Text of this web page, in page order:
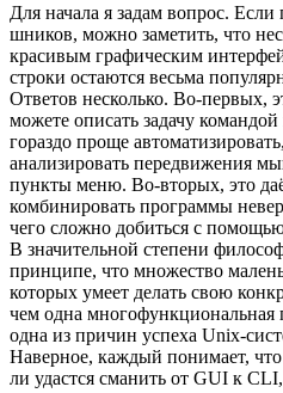
Для начала я задам вопрос.
шников, можно заметить, что
красивым графическим
строки остаются весьма
Ответов несколько. Во-первых,
можете описать задачу
гораздо проще
анализировать передвижения
пункты меню. Во-вторых, это
комбинировать программы
чего сложно добиться с
В значительной степени
принципе, что множество
которых умеет делать свою
чем одна многофункциональная
одна из причин успеха Unix-
Наверное, каждый понимает,
ли удастся сманить от GUI к